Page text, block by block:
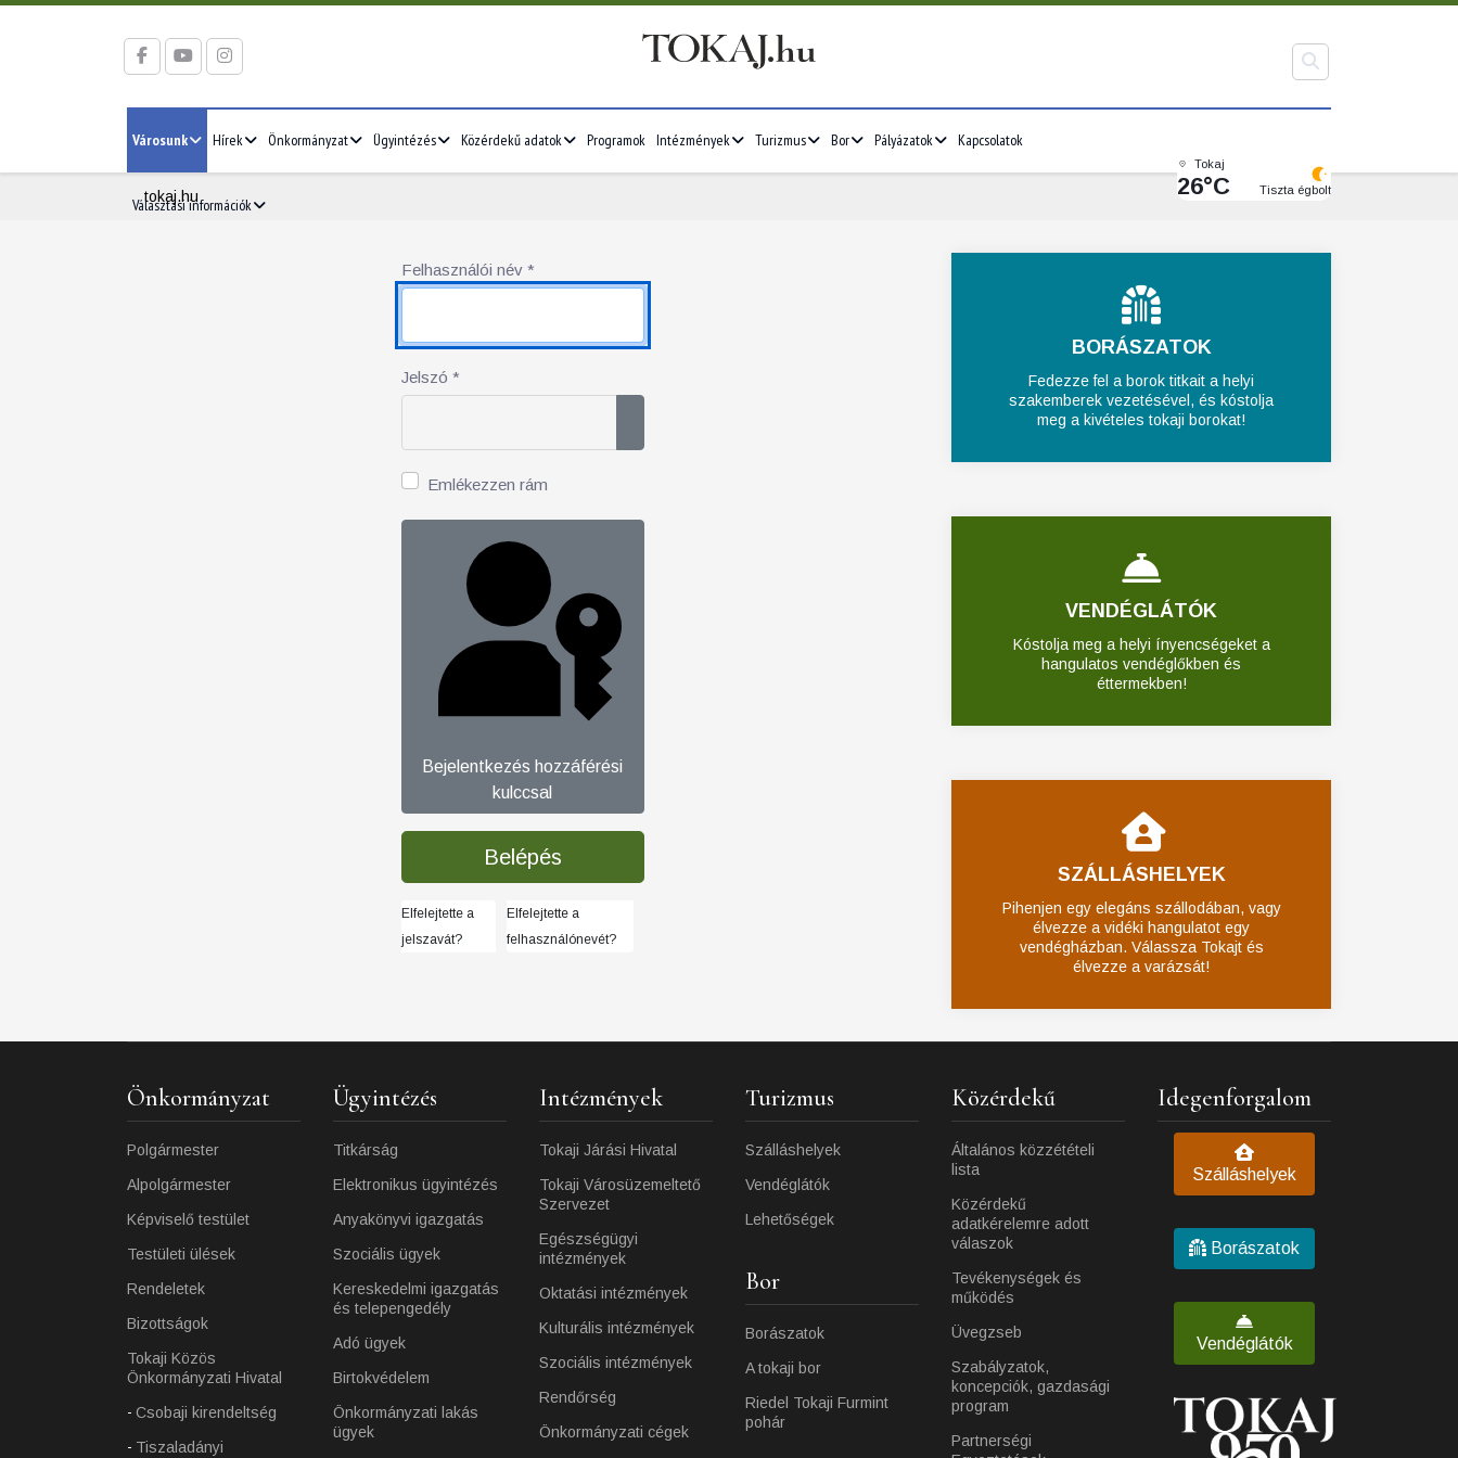
Városunk Hírek Önkormányzat Ügyintézés Közérdekű adatok Programok Intézmények Turizmus Bor Pályázatok Kapcsolatok
Választási információk
Tokaj
26°C Tiszta égbolt
tokaj.hu
Felhasználói név *
Jelszó *
Emlékezzen rám
Bejelentkezés hozzáférési
kulccsal
Belépés
Elfelejtette a
jelszavát?
Elfelejtette a
felhasználónevét?
BORÁSZATOK
Fedezze fel a borok titkait a helyi
szakemberek vezetésével, és kóstolja
meg a kivételes tokaji borokat!
VENDÉGLÁTÓK
Kóstolja meg a helyi ínyencségeket a
hangulatos vendéglőkben és
éttermekben!
SZÁLLÁSHELYEK
Pihenjen egy elegáns szállodában, vagy
élvezze a vidéki hangulatot egy
vendégházban. Válassza Tokajt és
élvezze a varázsát!
Önkormányzat
Polgármester
Alpolgármester
Képviselő testület
Testületi ülések
Rendeletek
Bizottságok
Tokaji Közös
Önkormányzati Hivatal
Csobaji kirendeltség
Tiszaladányi
Ügyintézés
Titkárság
Elektronikus ügyintézés
Anyakönyvi igazgatás
Szociális ügyek
Kereskedelmi igazgatás
és telepengedély
Adó ügyek
Birtokvédelem
Önkormányzati lakás
ügyek
Intézmények
Tokaji Járási Hivatal
Tokaji Városüzemeltető
Szervezet
Egészségügyi
intézmények
Oktatási intézmények
Kulturális intézmények
Szociális intézmények
Rendőrség
Önkormányzati cégek
Turizmus
Szálláshelyek
Vendéglátók
Lehetőségek
Bor
Borászatok
A tokaji bor
Riedel Tokaji Furmint
pohár
Közérdekű
Általános közzétételi
lista
Közérdekű
adatkérelemre adott
válaszok
Tevékenységek és
működés
Üvegzseb
Szabályzatok,
koncepciók, gazdasági
program
Partnerségi
Idegenforgalom
Szálláshelyek
Borászatok
Vendéglátók